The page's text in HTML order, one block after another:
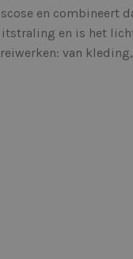
en combineert
en is het
van